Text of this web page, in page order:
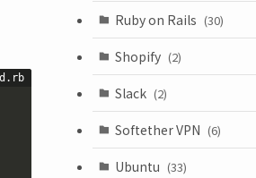
(1)
(3)
(6)
Ruby on Rails (30)
Shopify (2)
Slack (2)
Softether VPN (6)
Ubuntu (33)